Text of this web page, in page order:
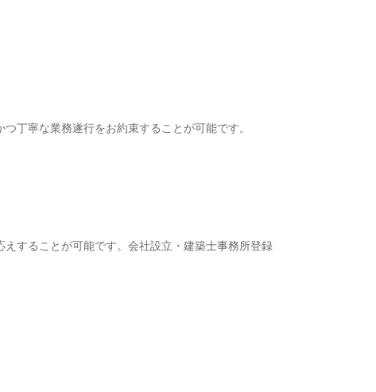
丁寧な業務遂行をお約束することが可能です。
することが可能です。 会社設立・建築士事務所登録